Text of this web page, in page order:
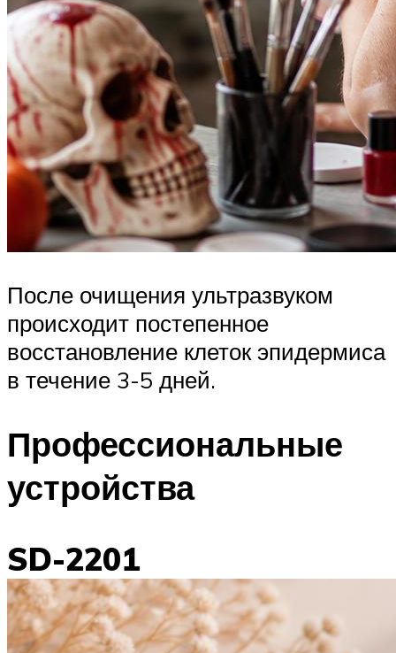
После очищения ультразвуком
происходит постепенное
восстановление клеток эпидермиса
в течение 3-5 дней.
Профессиональные
устройства
SD-2201